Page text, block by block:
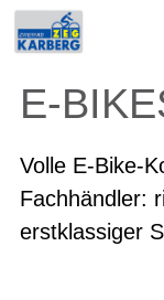
E-
Volle E-Bike-
Fachhändler:
erstklassiger